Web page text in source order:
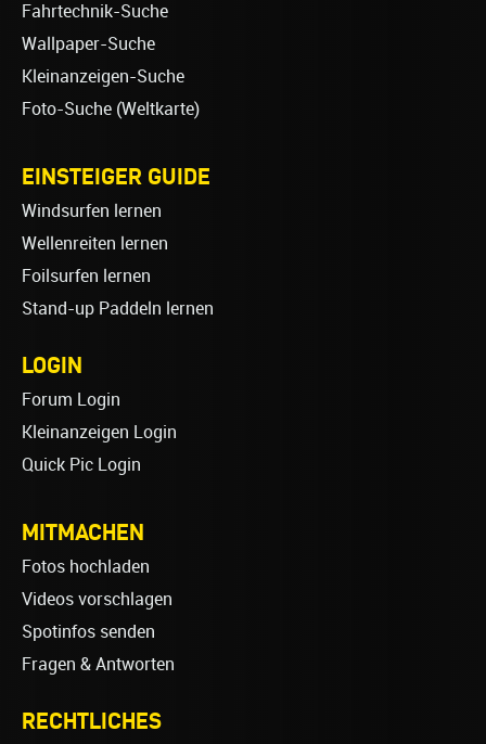
Fahrtechnik-Suche
Wallpaper-Suche
Kleinanzeigen-Suche
Foto-Suche (Weltkarte)
EINSTEIGER GUIDE
Windsurfen lernen
Wellenreiten lernen
Foilsurfen lernen
Stand-up Paddeln lernen
LOGIN
Forum Login
Kleinanzeigen Login
Quick Pic Login
MITMACHEN
Fotos hochladen
Videos vorschlagen
Spotinfos senden
Fragen & Antworten
RECHTLICHES